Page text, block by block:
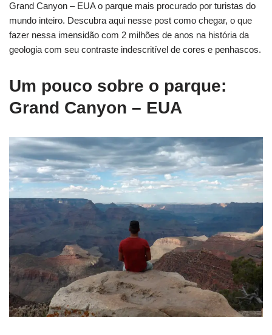
Grand Canyon – EUA o parque mais procurado por turistas do
mundo inteiro. Descubra aqui nesse post como chegar, o que
fazer nessa imensidão com 2 milhões de anos na história da
geologia com seu contraste indescritível de cores e penhascos.
Um pouco sobre o parque:
Grand Canyon – EUA